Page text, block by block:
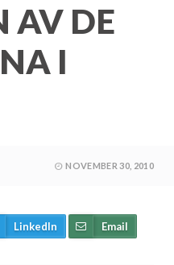
AV DE
I
NOVEMBER 30, 2010
LinkedIn Email